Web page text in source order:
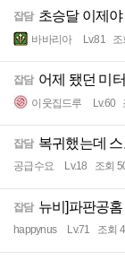
잡담 초승달 이제야
바바리아 Lv.81 조
잡담 어제 됐던 미
이웃집드루 Lv.60
잡담 복귀했는데
공급수요 Lv.18 조회
잡담 뉴비]파판공
happynus Lv.71 조회